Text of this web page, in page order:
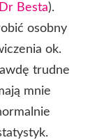
Dr Besta).
osobny
ok.
trudne
mnie